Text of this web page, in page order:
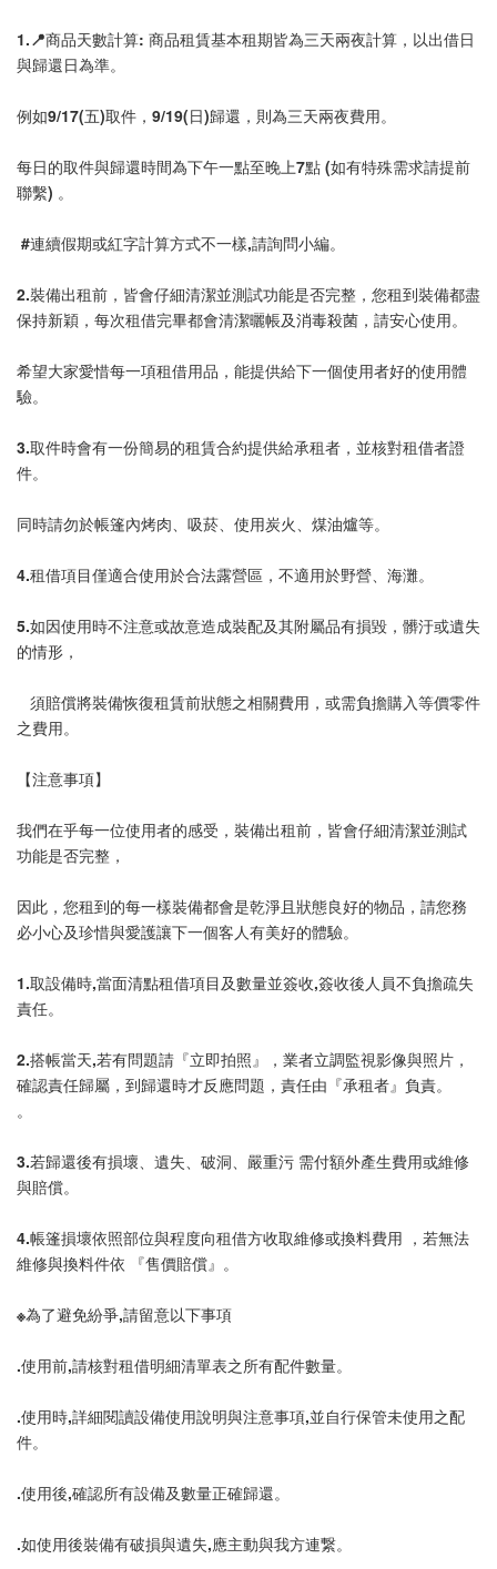
1.📍商品天數計算: 商品租賃基本租期皆為三天兩夜計算，以出借日
與歸還日為準。
例如9/17(五)取件，9/19(日)歸還，則為三天兩夜費用。
每日的取件與歸還時間為下午一點至晚上7點 (如有特殊需求請提前
聯繫) 。
#連續假期或紅字計算方式不一樣,請詢問小編。
2.裝備出租前，皆會仔細清潔並測試功能是否完整，您租到裝備都盡
保持新穎，每次租借完畢都會清潔曬帳及消毒殺菌，請安心使用。
希望大家愛惜每一項租借用品，能提供給下一個使用者好的使用體
驗。
3.取件時會有一份簡易的租賃合約提供給承租者，並核對租借者證
件。
同時請勿於帳篷內烤肉、吸菸、使用炭火、煤油爐等。
4.租借項目僅適合使用於合法露營區，不適用於野營、海灘。
5.如因使用時不注意或故意造成裝配及其附屬品有損毀，髒汙或遺失
的情形，
須賠償將裝備恢復租賃前狀態之相關費用，或需負擔購入等價零件
之費用。
【注意事項】
我們在乎每一位使用者的感受，裝備出租前，皆會仔細清潔並測試
功能是否完整，
因此，您租到的每一樣裝備都會是乾淨且狀態良好的物品，請您務
必小心及珍惜與愛護讓下一個客人有美好的體驗。
1.取設備時,當面清點租借項目及數量並簽收,簽收後人員不負擔疏失
責任。
2.搭帳當天,若有問題請『立即拍照』，業者立調監視影像與照片，
確認責任歸屬，到歸還時才反應問題，責任由『承租者』負責。
。
3.若歸還後有損壞、遺失、破洞、嚴重污 需付額外產生費用或維修
與賠償。
4.帳篷損壞依照部位與程度向租借方收取維修或換料費用 ，若無法
維修與換料件依 『售價賠償』。
※為了避免紛爭,請留意以下事項
.使用前,請核對租借明細清單表之所有配件數量。
.使用時,詳細閱讀設備使用說明與注意事項,並自行保管未使用之配
件。
.使用後,確認所有設備及數量正確歸還。
.如使用後裝備有破損與遺失,應主動與我方連繋。